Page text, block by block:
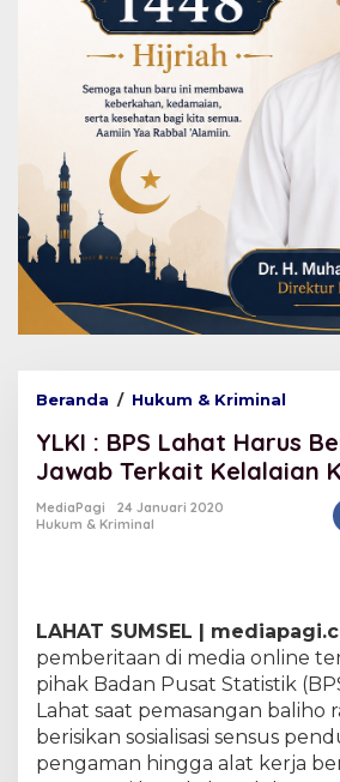
Beranda / Hukum & Kriminal
K
I
:
a
t
H
a
r
u
s
YLKI : BPS Lahat Harus
Jawab Terkait Kelalaian
MediaPagi
24 Januari 2020
Hukum & Kriminal
LAHAT SUMSEL |
pemberitaan di media online
pihak Badan Pusat Statistik
Lahat saat pemasangan baliho
berisikan sosialisasi sensus
pengaman hingga alat kerja